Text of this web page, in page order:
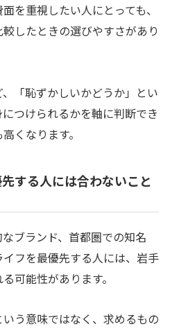
を重視したい人にとっても、
したときの選びやすさがあり
「恥ずかしいかどうか」とい
つけられるかを軸に判断でき
くなります。
する人には合わないこと
ブランド、首都圏での知名
フを最優先する人には、岩手
可能性があります。
う意味ではなく、求めるもの